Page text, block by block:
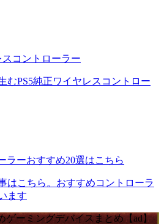
スコントローラー
むPS5純正ワイヤレスコントロー
ラーおすすめ20選はこちら
はこちら。おすすめコントローラ
ます
ゲーミングデバイスまとめ【ad】